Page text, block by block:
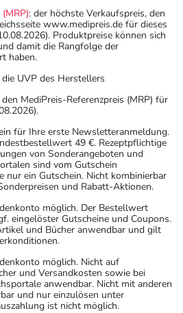
Dosierung kann von den
abweichen. Da der Arzt sie
Sie das Arzneimittel daher
anwenden.
kann auch bei
Gebrauch beeinträchtigt sein.
wenn Sie am Straßenverkehr
(auch im Haushalt) bedienen,
können.
Stoffe, die unter
Ihren Arzt oder Apotheker.
Maisstärke!
Natriumlaurylsulfat und
: der höchste Verkaufspreis, den
www.medipreis.de für dieses
Produktpreise können sich
damit die Rangfolge der
haben.
UVP des Herstellers
MediPreis-Referenzpreis (MRP) für
für Ihre erste Newsletteranmeldung.
49 €. Rezeptpflichtige
von Sonderangeboten und
sind vom Gutschein
nur ein Gutschein. Nicht kombinierbar
und Rabatt-Aktionen.
möglich. Der Bestellwert
eingelöster Gutscheine und Coupons.
und Bücher anwendbar und gilt
möglich. Nicht auf
und Versandkosten sowie bei
anwendbar. Nicht mit anderen
und nur einzulösen unter
ist nicht möglich.